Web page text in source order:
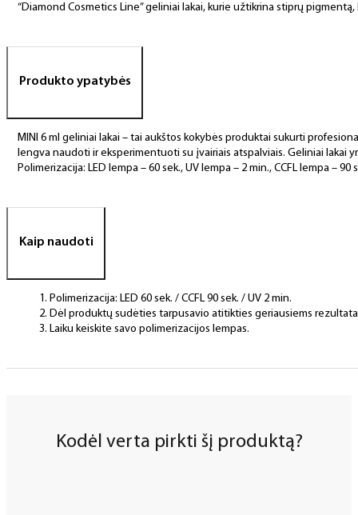
“Diamond Cosmetics Line” geliniai lakai, kurie užtikrina stiprų
Produkto ypatybės
MINI 6 ml geliniai lakai – tai aukštos kokybės produktai sukurti
lengva naudoti ir eksperimentuoti su įvairiais atspalviais. Geliniai lakai
Polimerizacija: LED lempa – 60 sek., UV lempa – 2 min., CCFL lempa – 90
Kaip naudoti
Polimerizacija: LED 60 sek. / CCFL 90 sek. / UV 2 min.
Dėl produktų sudėties tarpusavio atitikties geriausiems
Laiku keiskite savo polimerizacijos lempas.
Kodėl verta pirkti šį produktą?